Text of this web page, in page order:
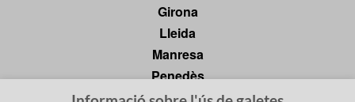
Girona
Lleida
Manresa
Penedès
Tarragona